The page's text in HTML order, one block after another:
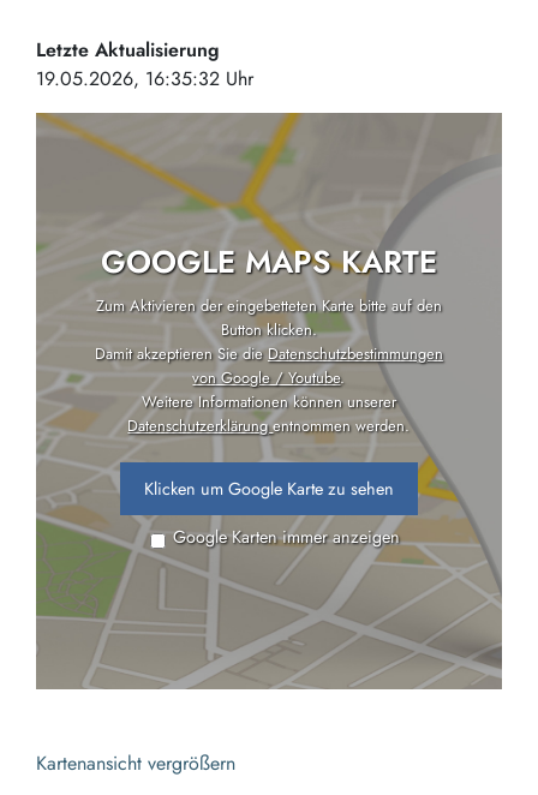
Letzte Aktualisierung
19.05.2026, 16:35:32 Uhr
GOOGLE MAPS KARTE
Zum Aktivieren der eingebetteten Karte bitte auf den
Button klicken.
Damit akzeptieren Sie dieDatenschutzbestimmungen
von Google / Youtube.
Weitere Informationen können unserer
Datenschutzerklärungentnommen werden.
Klicken um Google Karte zu sehen
Google Karten immer anzeigen
Kartenansicht vergrößern